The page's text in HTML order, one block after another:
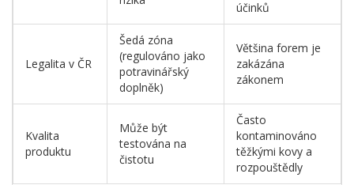
účinků
Legalita v ČR
Šedá zóna
(regulováno jako
potravinářský
doplněk)
Většina forem je
zakázána
zákonem
Kvalita
produktu
Může být
testována na
čistotu
Často
kontaminováno
těžkými kovy a
rozpouštědly